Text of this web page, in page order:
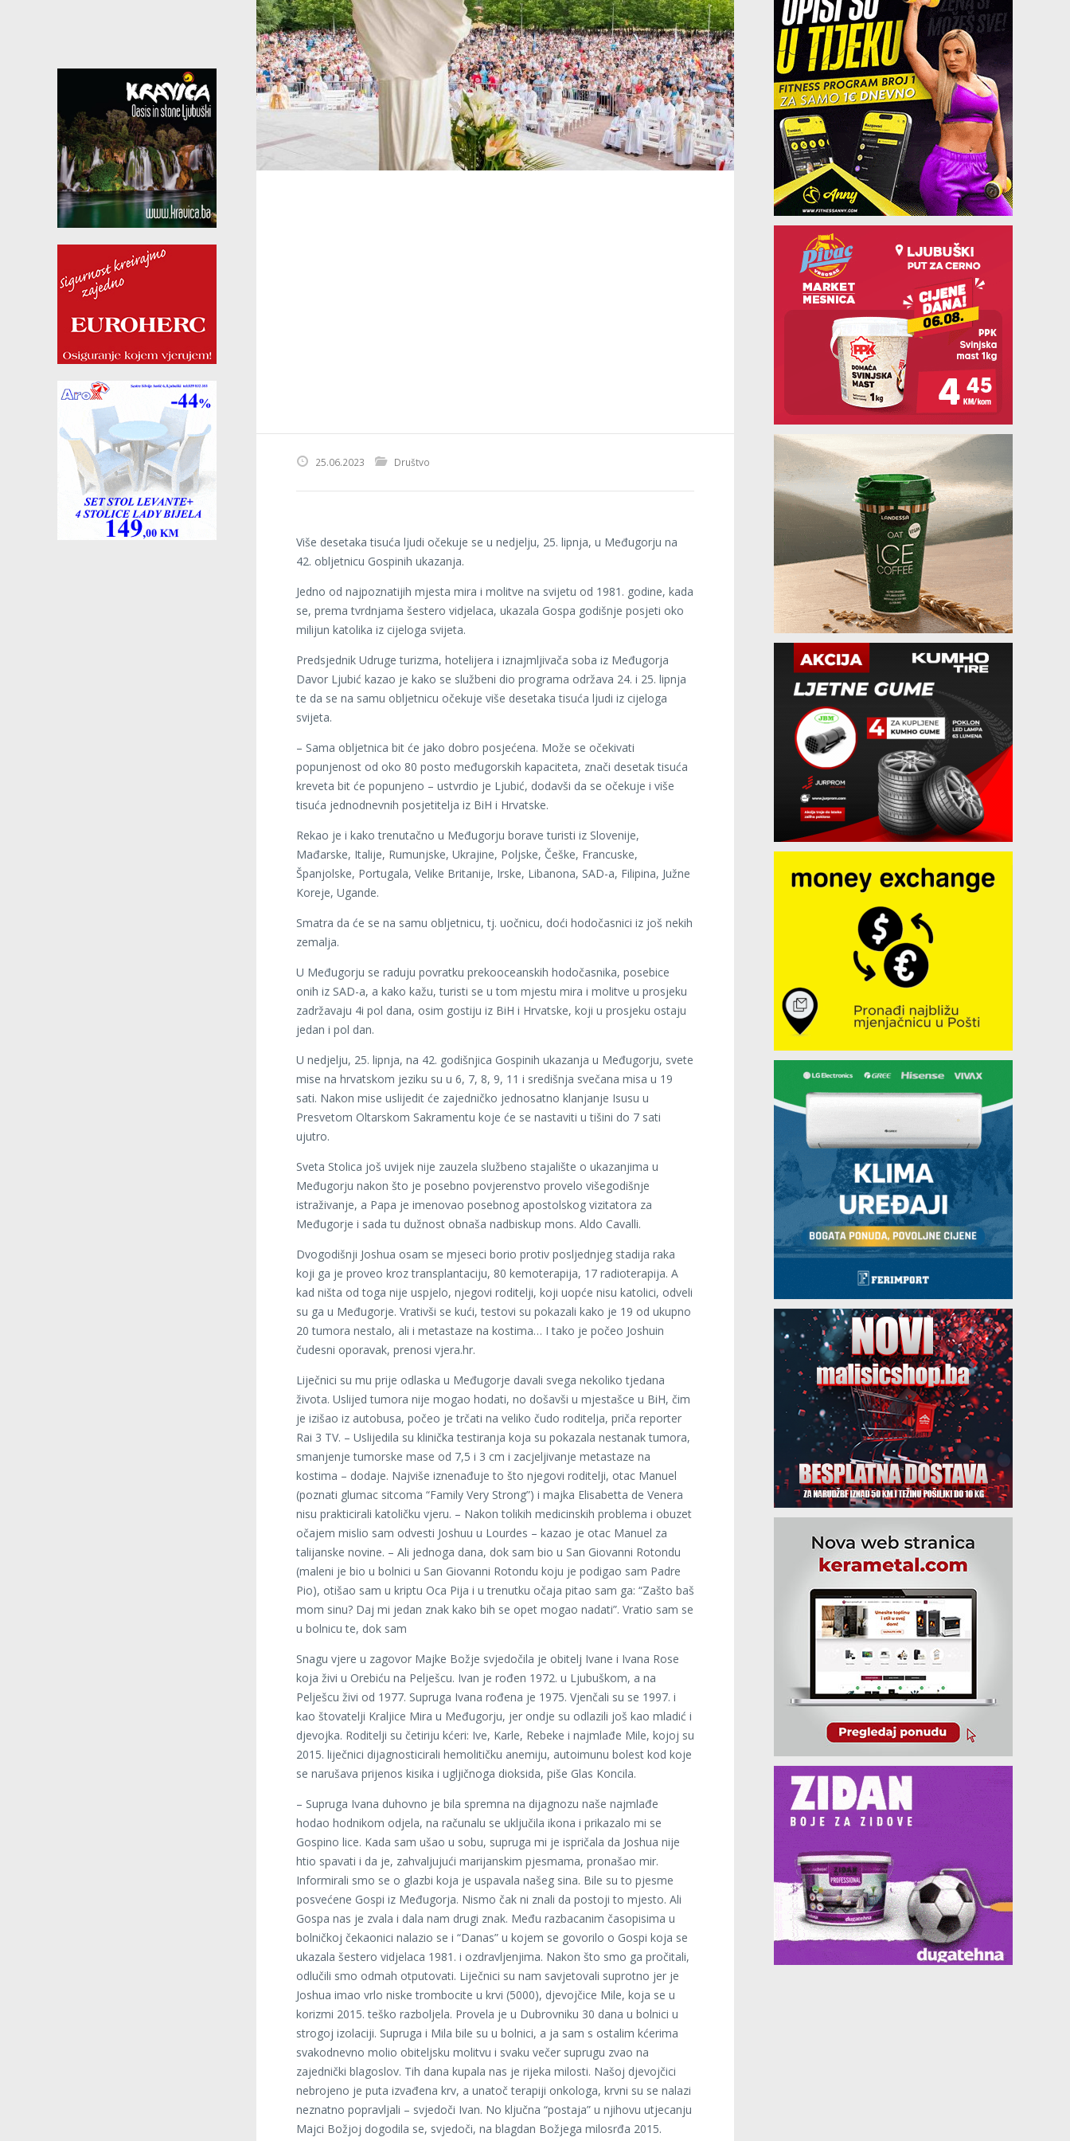
25.06.2023 Društvo
Više desetaka tisuća ljudi očekuje se u nedjelju, 25. lipnja, u Međugorju na
42. obljetnicu Gospinih ukazanja.
Jedno od najpoznatijih mjesta mira i molitve na svijetu od 1981. godine, kada
se, prema tvrdnjama šestero vidjelaca, ukazala Gospa godišnje posjeti oko
milijun katolika iz cijeloga svijeta.
Predsjednik Udruge turizma, hotelijera i iznajmljivača soba iz Međugorja
Davor Ljubić kazao je kako se službeni dio programa održava 24. i 25. lipnja
te da se na samu obljetnicu očekuje više desetaka tisuća ljudi iz cijeloga
svijeta.
– Sama obljetnica bit će jako dobro posjećena. Može se očekivati
popunjenost od oko 80 posto međugorskih kapaciteta, znači desetak tisuća
kreveta bit će popunjeno – ustvrdio je Ljubić, dodavši da se očekuje i više
tisuća jednodnevnih posjetitelja iz BiH i Hrvatske.
Rekao je i kako trenutačno u Međugorju borave turisti iz Slovenije,
Mađarske, Italije, Rumunjske, Ukrajine, Poljske, Češke, Francuske,
Španjolske, Portugala, Velike Britanije, Irske, Libanona, SAD-a, Filipina, Južne
Koreje, Ugande.
Smatra da će se na samu obljetnicu, tj. uočnicu, doći hodočasnici iz još nekih
zemalja.
U Međugorju se raduju povratku prekooceanskih hodočasnika, posebice
onih iz SAD-a, a kako kažu, turisti se u tom mjestu mira i molitve u prosjeku
zadržavaju 4i pol dana, osim gostiju iz BiH i Hrvatske, koji u prosjeku ostaju
jedan i pol dan.
U nedjelju, 25. lipnja, na 42. godišnjica Gospinih ukazanja u Međugorju, svete
mise na hrvatskom jeziku su u 6, 7, 8, 9, 11 i središnja svečana misa u 19
sati. Nakon mise uslijedit će zajedničko jednosatno klanjanje Isusu u
Presvetom Oltarskom Sakramentu koje će se nastaviti u tišini do 7 sati
ujutro.
Sveta Stolica još uvijek nije zauzela službeno stajalište o ukazanjima u
Međugorju nakon što je posebno povjerenstvo provelo višegodišnje
istraživanje, a Papa je imenovao posebnog apostolskog vizitatora za
Međugorje i sada tu dužnost obnaša nadbiskup mons. Aldo Cavalli.
Dvogodišnji Joshua osam se mjeseci borio protiv posljednjeg stadija raka
koji ga je proveo kroz transplantaciju, 80 kemoterapija, 17 radioterapija. A
kad ništa od toga nije uspjelo, njegovi roditelji, koji uopće nisu katolici, odveli
su ga u Međugorje. Vrativši se kući, testovi su pokazali kako je 19 od ukupno
20 tumora nestalo, ali i metastaze na kostima… I tako je počeo Joshuin
čudesni oporavak, prenosi vjera.hr.
Liječnici su mu prije odlaska u Međugorje davali svega nekoliko tjedana
života. Uslijed tumora nije mogao hodati, no došavši u mjestašce u BiH, čim
je izišao iz autobusa, počeo je trčati na veliko čudo roditelja, priča reporter
Rai 3 TV. – Uslijedila su klinička testiranja koja su pokazala nestanak tumora,
smanjenje tumorske mase od 7,5 i 3 cm i zacjeljivanje metastaze na
kostima – dodaje. Najviše iznenađuje to što njegovi roditelji, otac Manuel
(poznati glumac sitcoma “Family Very Strong”) i majka Elisabetta de Venera
nisu prakticirali katoličku vjeru. – Nakon tolikih medicinskih problema i obuzet
očajem mislio sam odvesti Joshuu u Lourdes – kazao je otac Manuel za
talijanske novine. – Ali jednoga dana, dok sam bio u San Giovanni Rotondu
(maleni je bio u bolnici u San Giovanni Rotondu koju je podigao sam Padre
Pio), otišao sam u kriptu Oca Pija i u trenutku očaja pitao sam ga: “Zašto baš
mom sinu? Daj mi jedan znak kako bih se opet mogao nadati”. Vratio sam se
u bolnicu te, dok sam
Snagu vjere u zagovor Majke Božje svjedočila je obitelj Ivane i Ivana Rose
koja živi u Orebiću na Pelješcu. Ivan je rođen 1972. u Ljubuškom, a na
Pelješcu živi od 1977. Supruga Ivana rođena je 1975. Vjenčali su se 1997. i
kao štovatelji Kraljice Mira u Međugorju, jer ondje su odlazili još kao mladić i
djevojka. Roditelji su četiriju kćeri: Ive, Karle, Rebeke i najmlađe Mile, kojoj su
2015. liječnici dijagnosticirali hemolitičku anemiju, autoimunu bolest kod koje
se narušava prijenos kisika i ugljičnoga dioksida, piše Glas Koncila.
– Supruga Ivana duhovno je bila spremna na dijagnozu naše najmlađe
hodao hodnikom odjela, na računalu se uključila ikona i prikazalo mi se
Gospino lice. Kada sam ušao u sobu, supruga mi je ispričala da Joshua nije
htio spavati i da je, zahvaljujući marijanskim pjesmama, pronašao mir.
Informirali smo se o glazbi koja je uspavala našeg sina. Bile su to pjesme
posvećene Gospi iz Međugorja. Nismo čak ni znali da postoji to mjesto. Ali
Gospa nas je zvala i dala nam drugi znak. Među razbacanim časopisima u
bolničkoj čekaonici nalazio se i “Danas” u kojem se govorilo o Gospi koja se
ukazala šestero vidjelaca 1981. i ozdravljenjima. Nakon što smo ga pročitali,
odlučili smo odmah otputovati. Liječnici su nam savjetovali suprotno jer je
Joshua imao vrlo niske trombocite u krvi (5000), djevojčice Mile, koja se u
korizmi 2015. teško razboljela. Provela je u Dubrovniku 30 dana u bolnici u
strogoj izolaciji. Supruga i Mila bile su u bolnici, a ja sam s ostalim kćerima
svakodnevno molio obiteljsku molitvu i svaku večer suprugu zvao na
zajednički blagoslov. Tih dana kupala nas je rijeka milosti. Našoj djevojčici
nebrojeno je puta izvađena krv, a unatoč terapiji onkologa, krvni su se nalazi
neznatno popravljali – svjedoči Ivan. No ključna “postaja” u njihovu utjecanju
Majci Božjoj dogodila se, svjedoči, na blagdan Božjega milosrđa 2015.